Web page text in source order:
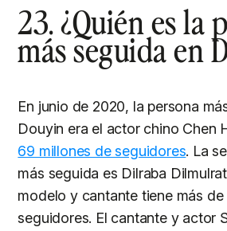
23. ¿Quién es la
más seguida en
En junio de 2020, la persona
Douyin era el actor chino Chen
69 millones de seguidores. La
más seguida es Dilraba
modelo y cantante tiene más
seguidores. El cantante y actor